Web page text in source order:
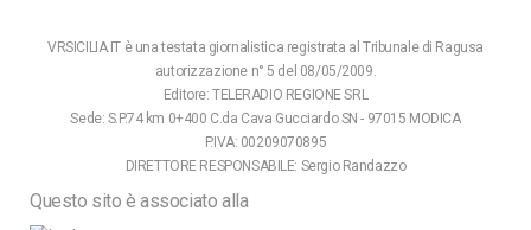
VRSICILIA.IT è una testata giornalistica registrata al Tribunale di Ragusa
autorizzazione n° 5 del 08/05/2009.
Editore: TELERADIO REGIONE SRL
Sede: S.P.74 km 0+400 C.da Cava Gucciardo SN - 97015 MODICA
P.IVA: 00209070895
DIRETTORE RESPONSABILE: Sergio Randazzo
Questo sito è associato alla